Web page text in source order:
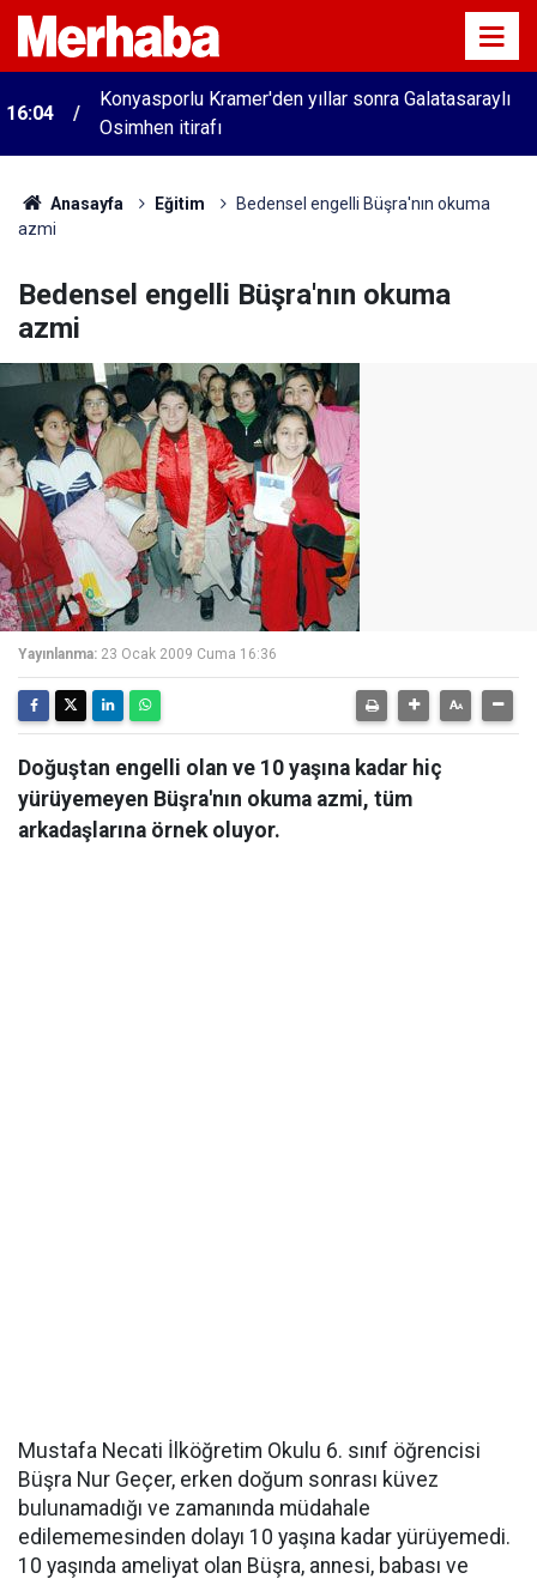
16:04
Konyasporlu Kramer'den yıllar sonra Galatasaraylı
Osimhen itirafı
Anasayfa Eğitim
Bedensel engelli Büşra'nın okuma
azmi
Bedensel engelli Büşra'nın okuma
azmi
Yayınlanma: 23 Ocak 2009 Cuma 16:36
Doğuştan engelli olan ve 10 yaşına kadar hiç
yürüyemeyen Büşra'nın okuma azmi, tüm
arkadaşlarına örnek oluyor.
Mustafa Necati İlköğretim Okulu 6. sınıf öğrencisi
Büşra Nur Geçer, erken doğum sonrası küvez
bulunamadığı ve zamanında müdahale
edilememesinden dolayı 10 yaşına kadar yürüyemedi.
10 yaşında ameliyat olan Büşra, annesi, babası ve